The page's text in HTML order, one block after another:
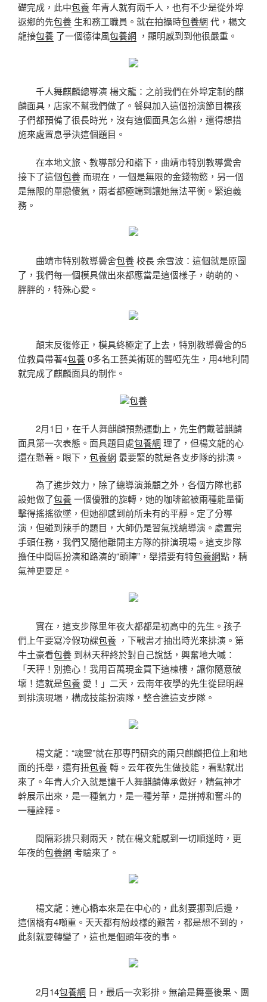
礎完成，此中包養年青人就有兩千人，也有不少是從外埠
返鄉的先包養 生和務工職員。就在拍攝時包養網 代，楊文
龍接包養 了一個德律風包養網 ，顯明感到到他很嚴重。
千人舞麒麟總導演 楊文龍：之前我們在外埠定制的麒
麟面具，店家不幫我們做了。餐與加入這個扮演節目標孩
子們都預備了很長時光，沒有這個面具怎么辦，還得想措
施來處置息爭決這個題目。
在本地文旅、教導部分和諧下，曲靖市特別教導黌舍
接下了這個包養而現在，一個是無限的金錢物慾，另一個
是無限的單戀傻氣，兩者都極端到讓她無法平衡。緊迫義
務。
曲靖市特別教導黌舍包養校長 余雪波：這個就是原圖
了，我們每一個模具做出來都應當是這個樣子，萌萌的、
胖胖的，特殊心愛。
顛末反復修正，模具終極定了上去，特別教導黌舍的5
位教員帶著4包養0多名工藝美術班的聾啞先生，用4地利間
就完成了麒麟面具的制作。
包養
2月1日，在千人舞麒麟預熱運動上，先生們戴著麒麟
面具第一次表態。面具題目處包養網 理了，但楊文龍的心
還在懸著。眼下， 包養網 最要緊的就是各支步隊的排演。
為了進步效力，除了總導演兼顧之外，各個方隊也都
設她做了包養一個優雅的旋轉，她的咖啡館被兩種能量衝
擊得搖搖欲墜，但她卻感到前所未有的平靜。定了分導
演，但碰到辣手的題目，大師仍是習氣找總導演。處置完
手頭任務，我們又隨他離開主方隊的排演現場。這支步隊
擔任中間區扮演和路演的“頭陣”，舉措要有特包養網點，精
氣神更要足。
實在，這支步隊里年夜大都都是初高中的先生。孩子
們上午要寫冷假功課包養 ，下戰書才抽出時光來排演。第
牛土豪看包養 到林天秤終於對自己說話，興奮地大喊：
「天秤！別擔心！我用百萬現金買下這棟樓，讓你隨意破
壞！這就是包養 愛！」二天，云南年夜學的先生從昆明趕
到排演現場，構成技能扮演隊，整合進這支步隊。
楊文龍：“魂靈”就在那專門研究的兩只麒麟把位上和地
面的托舉，還有扭包養轉。云年夜先生做技能，看點就出
來了。年青人介入就是讓千人舞麒麟傳承做好，精氣神才
幹展示出來，是一種氣力，是一種芳華，是拼搏和奮斗的
一種詮釋。
間隔彩排只剩兩天，就在楊文龍感到一切順遂時，更
年夜的包養網 考驗來了。
楊文龍：連心橋本來是在中心的，此刻要挪到后邊，
這個橋有4噸重。天天都有紛歧樣的艱苦，都是想不到的，
此刻就要轉變了，這也是個頭年夜的事。
2月14包養網 日，最后一次彩排。無論是舞臺後果、團